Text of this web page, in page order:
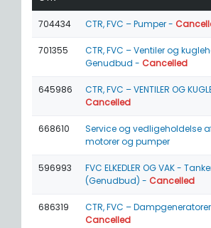
704434 CTR, FVC – Pumper -
701355
CTR, FVC – Ventiler og
Genudbud - Cancelled
645986
CTR, FVC – VENTILER OG
Cancelled
668610
Service og vedligeholdelse
motorer og pumper
596993
FVC ELKEDLER OG VAK -
(Genudbud) - Cancelled
686319
CTR, FVC –
Cancelled